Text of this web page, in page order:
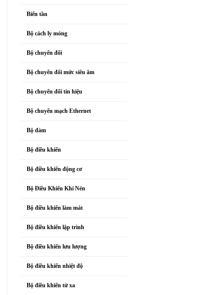
Biến tần
Bộ cách ly mỏng
Bộ chuyển đổi
Bộ chuyển đổi mức siêu âm
Bộ chuyển đổi tín hiệu
Bộ chuyển mạch Ethernet
Bộ đàm
Bộ điều khiển
Bộ điều khiển động cơ
Bộ Điều Khiển Khí Nén
Bộ điều khiển làm mát
Bộ điều khiển lập trình
Bộ điều khiển lưu lượng
Bộ điều khiển nhiệt độ
Bộ điều khiển từ xa